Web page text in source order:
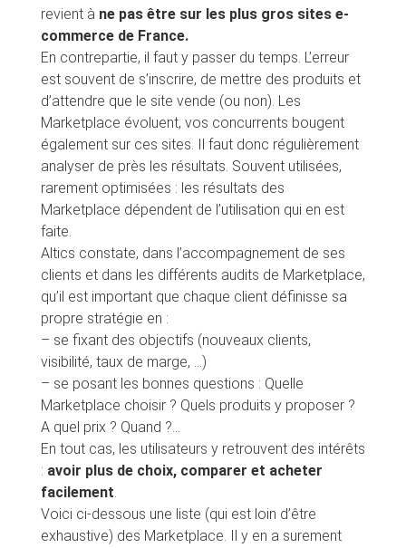
revient à ne pas être sur les plus gros sites e-
commerce de France.
En contrepartie, il faut y passer du temps. L’erreur
est souvent de s’inscrire, de mettre des produits et
d’attendre que le site vende (ou non). Les
Marketplace évoluent, vos concurrents bougent
également sur ces sites. Il faut donc régulièrement
analyser de près les résultats. Souvent utilisées,
rarement optimisées : les résultats des
Marketplace dépendent de l’utilisation qui en est
faite.
Altics constate, dans l’accompagnement de ses
clients et dans les différents audits de Marketplace,
qu’il est important que chaque client définisse sa
propre stratégie en :
– se fixant des objectifs (nouveaux clients,
visibilité, taux de marge, …)
– se posant les bonnes questions : Quelle
Marketplace choisir ? Quels produits y proposer ?
A quel prix ? Quand ?…
En tout cas, les utilisateurs y retrouvent des intérêts
: avoir plus de choix, comparer et acheter
facilement.
Voici ci-dessous une liste (qui est loin d’être
exhaustive) des Marketplace. Il y en a surement